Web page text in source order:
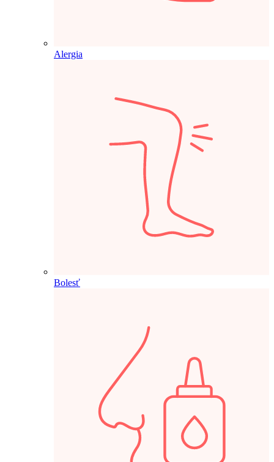
Alergia
Bolesť